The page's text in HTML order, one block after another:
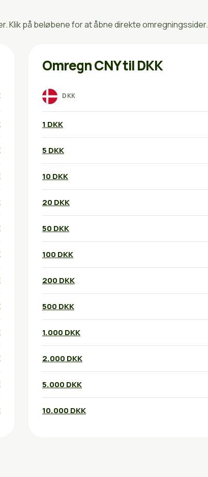
Klik på beløbene for at åbne direkte omregningssider.
Omregn CNY til DKK
DKK
1 DKK
5 DKK
10 DKK
20 DKK
50 DKK
100 DKK
200 DKK
500 DKK
1.000 DKK
2.000 DKK
5.000 DKK
10.000 DKK